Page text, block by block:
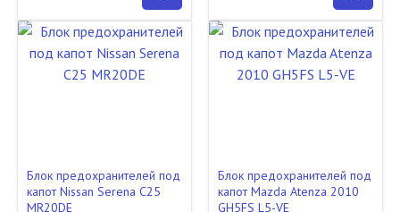
Блок предохранителей под
капот Nissan Serena C25
MR20DE
Блок предохранителей под
капот Mazda Atenza 2010
GH5FS L5-VE